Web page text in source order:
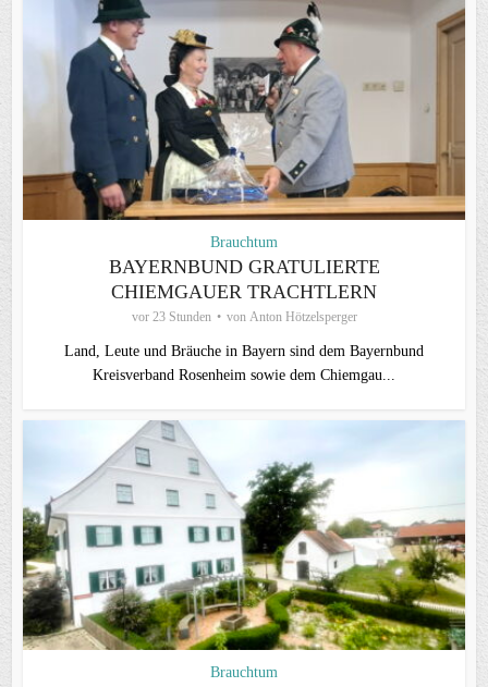
Brauchtum
BAYERNBUND GRATULIERTE
CHIEMGAUER TRACHTLERN
vor 23 Stunden von Anton Hötzelsperger
Land, Leute und Bräuche in Bayern sind dem Bayernbund
Kreisverband Rosenheim sowie dem Chiemgau...
Brauchtum